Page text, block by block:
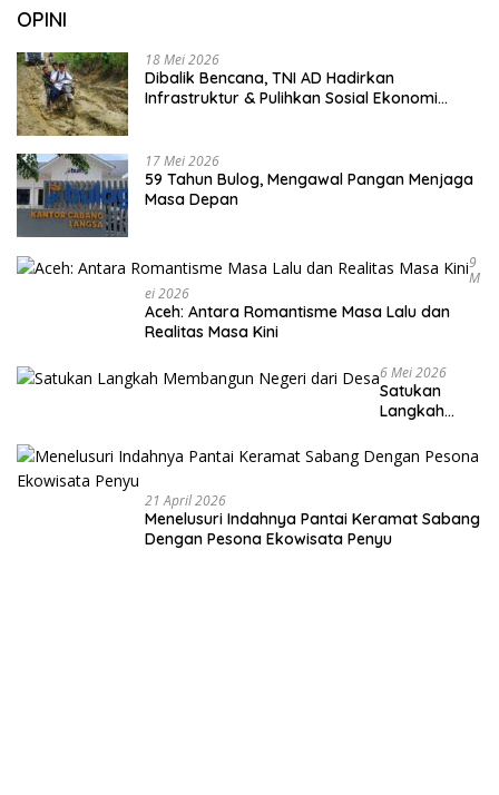
OPINI
18 Mei 2026
Dibalik Bencana, TNI AD Hadirkan
Infrastruktur & Pulihkan Sosial Ekonomi
17 Mei 2026
59 Tahun Bulog, Mengawal Pangan Menjaga
Masa Depan
9
M
Ei 2026
Aceh: Antara Romantisme Masa Lalu dan
Realitas Masa Kini
6 Mei 2026
Satukan
Langkah
Negeri dari
Desa
21 April 2026
Menelusuri Indahnya Pantai Keramat Sabang
Dengan Pesona Ekowisata Penyu